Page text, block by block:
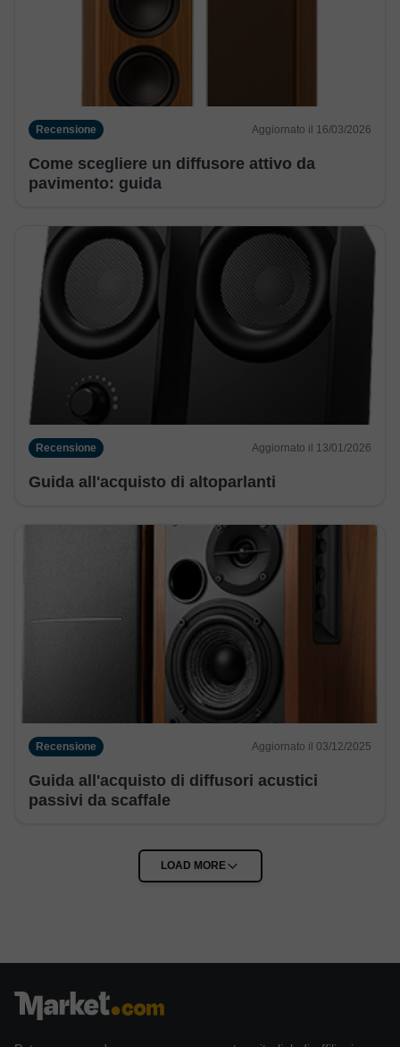
Recensione Aggiornato il 16/03/2026
Come scegliere un diffusore attivo da
pavimento: guida
Recensione Aggiornato il 13/01/2026
Guida all'acquisto di altoparlanti
Recensione Aggiornato il 03/12/2025
Guida all'acquisto di diffusori acustici
passivi da scaffale